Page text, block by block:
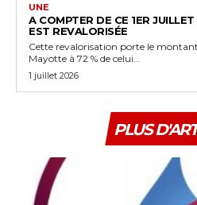
UNE
A COMPTER DE CE 1ER
EST REVALORISÉE
Cette revalorisation porte le
Mayotte à 72 % de celui...
1 juillet 2026
PLUS